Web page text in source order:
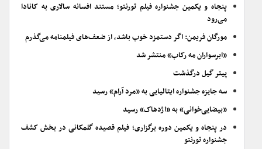
پنجاه و یکمین جشنواره فیلم تورنتو؛ مستند افسانه سالاری به کانادا
می‌رود
مورگان فریمن: اگر دستمزد خوب باشد، از ضعف‌های فیلمنامه می‌گذرم
«ابرسواران مه رکاب» منتشر شد
پیتر گیل درگذشت
سه جایزه جشنواره ایتالیایی به «مرد آرام» رسید
«بیضایی‌خوانی» به «اژدهاک» رسید
در پنجاه و یکمین دوره برگزاری؛ فیلم قصیده گلمکانی در بخش کشف
جشنواره تورنتو